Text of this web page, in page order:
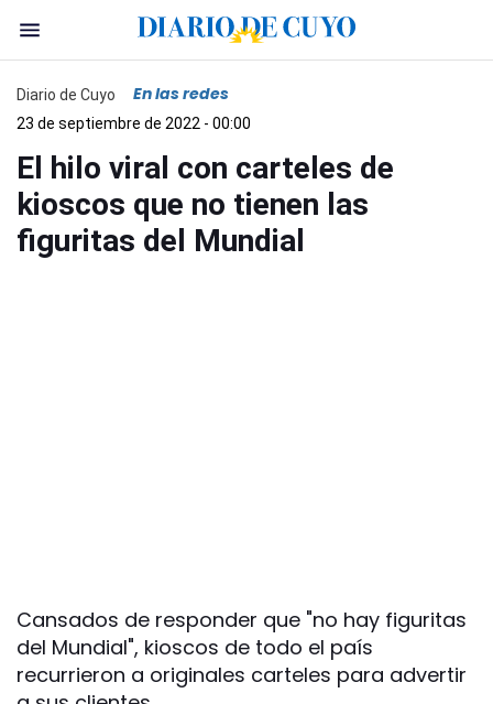
Diario de Cuyo En las redes
23 de septiembre de 2022 - 00:00
El hilo viral con carteles de
kioscos que no tienen las
figuritas del Mundial
Cansados de responder que "no hay figuritas
del Mundial", kioscos de todo el país
recurrieron a originales carteles para advertir